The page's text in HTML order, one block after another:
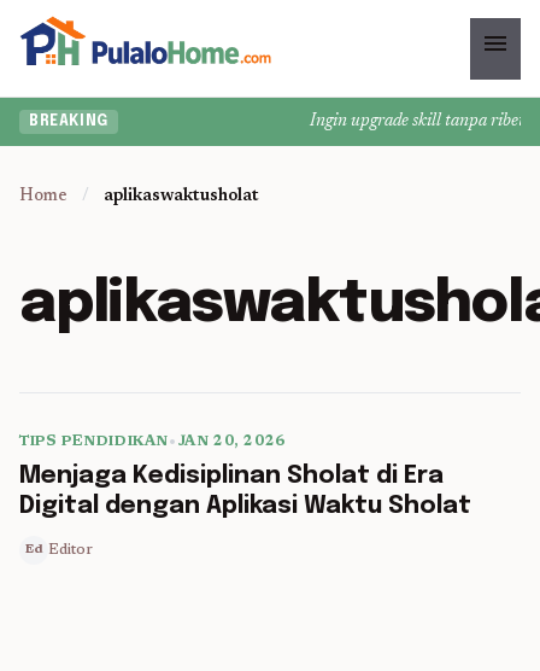
menu
BREAKING Ingin upgrade skill tanpa ribet?
Home / aplikaswaktusholat
5 min read
TIPS PENDIDIKAN• JAN 20, 2026
Menjaga Kedisiplinan Sholat di Era
Digital dengan Aplikasi Waktu Sholat
Ed Editor